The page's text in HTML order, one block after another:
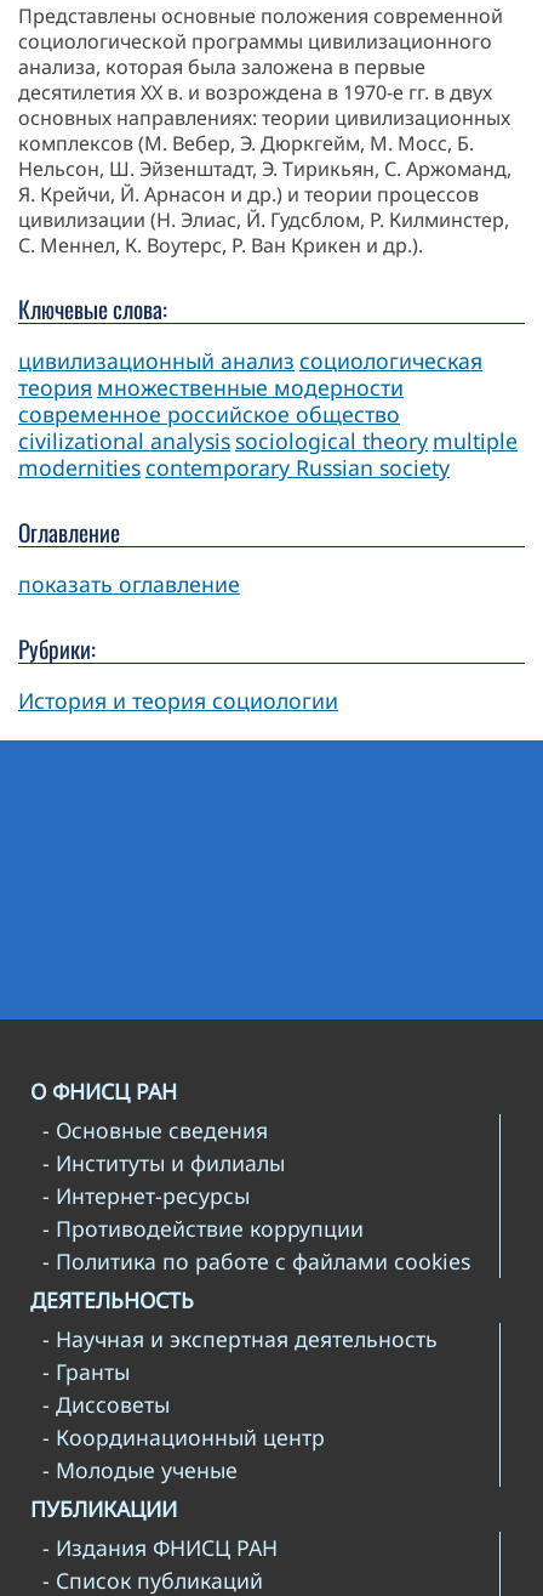
Представлены основные положения современной
социологической программы цивилизационного
анализа, которая была заложена в первые
десятилетия XX в. и возрождена в 1970-е гг. в двух
основных направлениях: теории цивилизационных
комплексов (М. Вебер, Э. Дюркгейм, М. Мосс, Б.
Нельсон, Ш. Эйзенштадт, Э. Тирикьян, С. Аржоманд,
Я. Крейчи, Й. Арнасон и др.) и теории процессов
цивилизации (Н. Элиас, Й. Гудсблом, Р. Килминстер,
С. Меннел, К. Воутерс, Р. Ван Крикен и др.).
Ключевые слова:
цивилизационный анализ социологическая
теория множественные модерности
современное российское общество
civilizational analysis sociological theory multiple
modernities contemporary Russian society
Оглавление
показать оглавление
Рубрики:
История и теория социологии
О ФНИСЦ РАН
- Основные сведения
- Институты и филиалы
- Интернет-ресурсы
- Противодействие коррупции
- Политика по работе с файлами cookies
ДЕЯТЕЛЬНОСТЬ
- Научная и экспертная деятельность
- Гранты
- Диссоветы
- Координационный центр
- Молодые ученые
ПУБЛИКАЦИИ
- Издания ФНИСЦ РАН
- Список публикаций